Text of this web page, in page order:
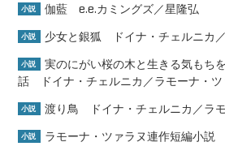
小説 伽藍 e.e.カミングズ／星隆弘
小説 少女と銀狐 ドイナ・チェルニカ
小説
実のにがい桜の木と生きる気もち
話 ドイナ・チェルニカ／ラモーナ・ツ
小説 渡り鳥 ドイナ・チェルニカ／ラ
小説 ラモーナ・ツァラヌ連作短編小説